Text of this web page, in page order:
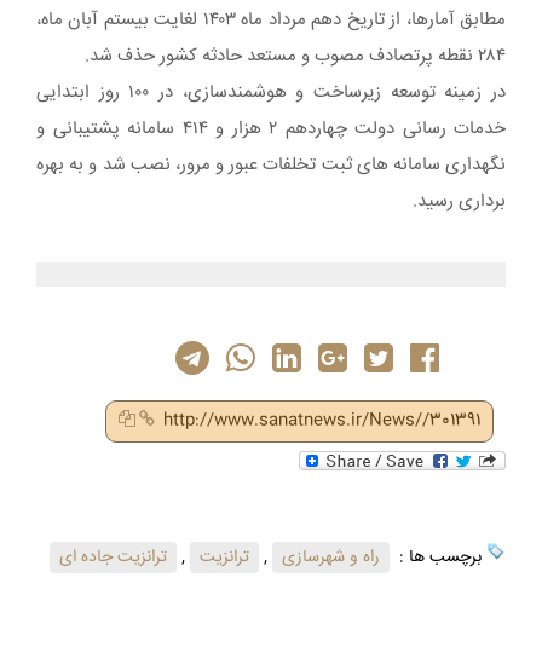
مطابق آمارها، از تاریخ دهم مرداد ماه ۱۴۰۳ لغایت بیستم آبان ماه،
۲۸۴ نقطه پرتصادف مصوب و مستعد حادثه کشور حذف شد.
در زمینه توسعه زیرساخت و هوشمندسازی، در ۱۰۰ روز ابتدایی
خدمات رسانی دولت چهاردهم ۲ هزار و ۴۱۴ سامانه پشتیبانی و
نگهداری سامانه های ثبت تخلفات عبور و مرور، نصب شد و به بهره
برداری رسید.
http://www.sanatnews.ir/News//301391
برچسب ها : راه و شهرسازی , ترانزیت , ترانزیت جاده ای